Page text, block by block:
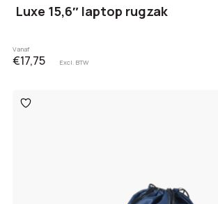
Luxe 15,6″ laptop rugzak
Vanaf
€17,75 Excl. BTW
Toevoegen
aan